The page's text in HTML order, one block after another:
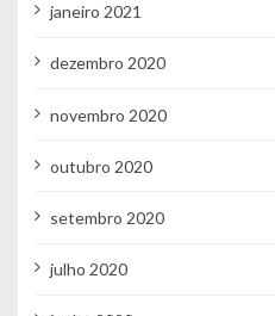
janeiro 2021
dezembro 2020
novembro 2020
outubro 2020
setembro 2020
julho 2020